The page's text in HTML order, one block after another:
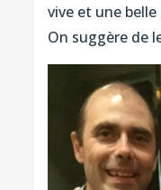
vive et une
On suggère de